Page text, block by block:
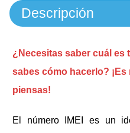
Descripción
¿Necesitas saber cuál es
sabes cómo hacerlo?
piensas!
El número IMEI es un